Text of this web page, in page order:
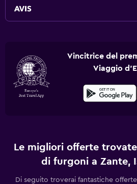
Vincitrice del
Viaggio
Le migliori offerte
di furgoni a Zante,
Di seguito troverai fantastiche